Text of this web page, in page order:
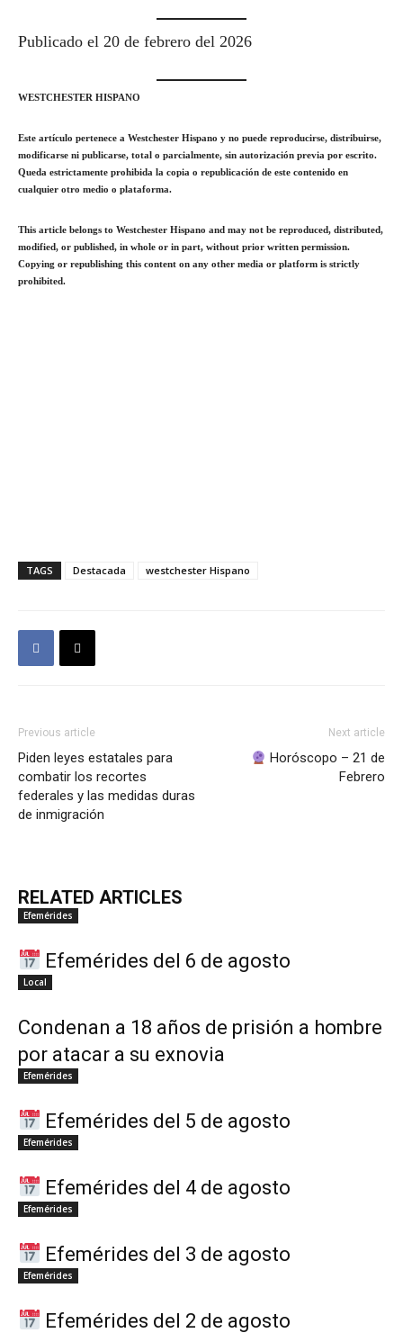
Publicado el 20 de febrero del 2026
WESTCHESTER HISPANO
Este artículo pertenece a Westchester Hispano y no puede reproducirse, distribuirse,
modificarse ni publicarse, total o parcialmente, sin autorización previa por escrito.
Queda estrictamente prohibida la copia o republicación de este contenido en
cualquier otro medio o plataforma.
This article belongs to Westchester Hispano and may not be reproduced, distributed,
modified, or published, in whole or in part, without prior written permission.
Copying or republishing this content on any other media or platform is strictly
prohibited.
TAGS Destacada westchester Hispano
Previous article
Piden leyes estatales para
combatir los recortes
federales y las medidas duras
de inmigración
Next article
Horóscopo – 21 de
Febrero
RELATED ARTICLES
Efemérides
Efemérides del 6 de agosto
Local
Condenan a 18 años de prisión a hombre
por atacar a su exnovia
Efemérides
Efemérides del 5 de agosto
Efemérides
Efemérides del 4 de agosto
Efemérides
Efemérides del 3 de agosto
Efemérides
Efemérides del 2 de agosto